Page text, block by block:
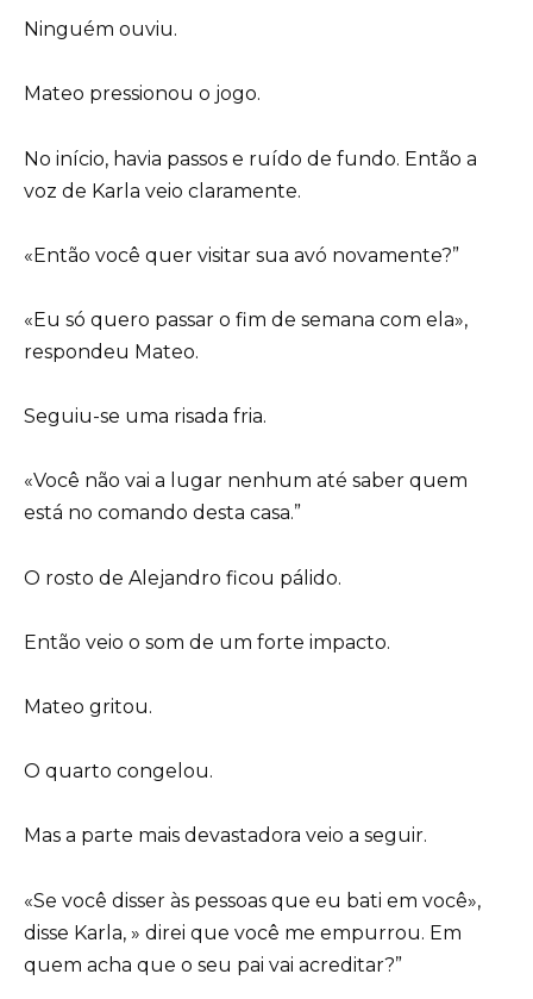
Ninguém ouviu.
Mateo pressionou o jogo.
No início, havia passos e ruído de fundo. Então a
voz de Karla veio claramente.
«Então você quer visitar sua avó novamente?”
«Eu só quero passar o fim de semana com ela»,
respondeu Mateo.
Seguiu-se uma risada fria.
«Você não vai a lugar nenhum até saber quem
está no comando desta casa.”
O rosto de Alejandro ficou pálido.
Então veio o som de um forte impacto.
Mateo gritou.
O quarto congelou.
Mas a parte mais devastadora veio a seguir.
«Se você disser às pessoas que eu bati em você»,
disse Karla, » direi que você me empurrou. Em
quem acha que o seu pai vai acreditar?”